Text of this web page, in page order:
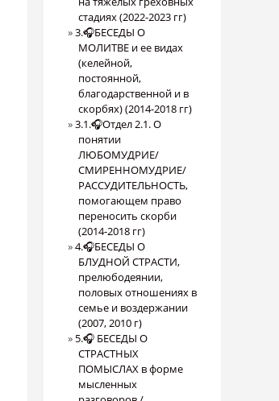
стадиях (2022-2023 гг)
3.🎧БЕСЕДЫ О
МОЛИТВЕ и ее видах
(келейной,
постоянной,
благодарственной и в
скорбях) (2014-2018 гг)
3.1.🎧Отдел 2.1. О
понятии
ЛЮБОМУДРИЕ/
СМИРЕННОМУДРИЕ/
РАССУДИТЕЛЬНОСТЬ,
помогающем право
переносить скорби
(2014-2018 гг)
4.🎧БЕСЕДЫ О
БЛУДНОЙ СТРАСТИ,
прелюбодеянии,
половых отношениях в
семье и воздержании
(2007, 2010 г)
5.🎧 БЕСЕДЫ О
СТРАСТНЫХ
ПОМЫСЛАХ в форме
мысленных